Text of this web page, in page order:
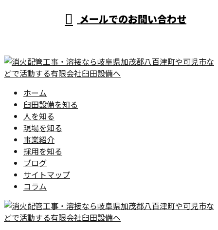
メールでのお問い合わせ
ホーム
臼田設備を知る
人を知る
現場を知る
事業紹介
採用を知る
ブログ
サイトマップ
コラム